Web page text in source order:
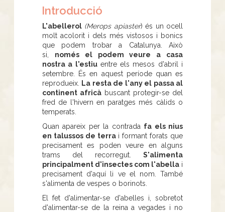
Introducció
L'abellerol (Merops apiaster) és un ocell
molt acolorit i dels més vistosos i bonics
que podem trobar a Catalunya. Això
si, només el podem veure a casa
nostra a l'estiuentre els mesos d'abril i
setembre. És en aquest període quan es
reprodueix.
La resta de l'any el passa al
continent africà buscant protegir-se del
fred de l'hivern en paratges més càlids o
temperats.
Quan apareix per la contrada fa els nius
en talussos de terrai formant forats que
precisament es poden veure en alguns
trams del recorregut. S'alimenta
principalment d'insectes com l'abella i
precisament d'aquí li ve el nom. També
s'alimenta de vespes o borinots.
El fet d'alimentar-se d'abelles i, sobretot
d'alimentar-se de la reina a vegades i no